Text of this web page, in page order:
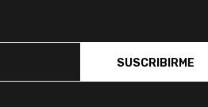
SUSCRIBIRME